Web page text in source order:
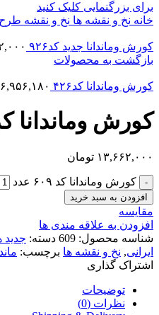
برای بزرگنمایی کلیک کنید
خانه نخ و نقشه ها نخ و نقشه طرح
کورش وماندانا جدید کد۹۲۶
بازگشت به محصولات
کورش وماندانا کد۴۲۶ ۶,۹۵۶,۱۸۰
کورش وماندانا کد
۱۳,۶۶۲,۰۰۰ تومان
کورش وماندانا کد ۶۰۹ عدد
افزودن به سبد خرید
مقایسه
افزودن به علاقه مندی ها
شناسه محصول: 609 دسته: جدید
ایرانی, نخ و نقشه ها برچسب:
اشتراک گذاری
توضیحات
نظرات (0)